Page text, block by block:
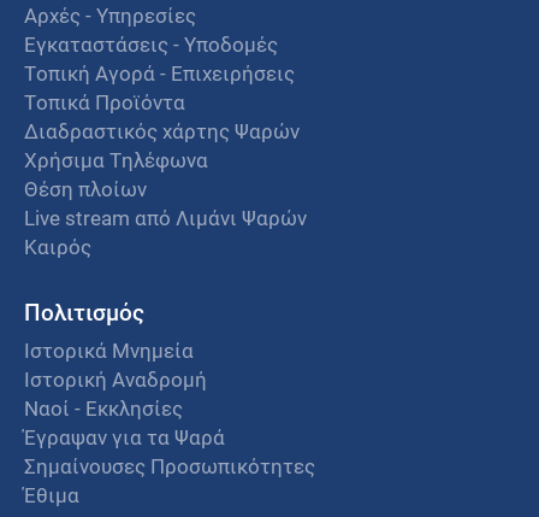
Αρχές - Υπηρεσίες
Εγκαταστάσεις - Υποδομές
Τοπική Αγορά - Επιχειρήσεις
Τοπικά Προϊόντα
Διαδραστικός χάρτης Ψαρών
Χρήσιμα Τηλέφωνα
Θέση πλοίων
Live stream από Λιμάνι Ψαρών
Καιρός
Πολιτισμός
Ιστορικά Μνημεία
Ιστορική Αναδρομή
Ναοί - Εκκλησίες
Έγραψαν για τα Ψαρά
Σημαίνουσες Προσωπικότητες
Έθιμα